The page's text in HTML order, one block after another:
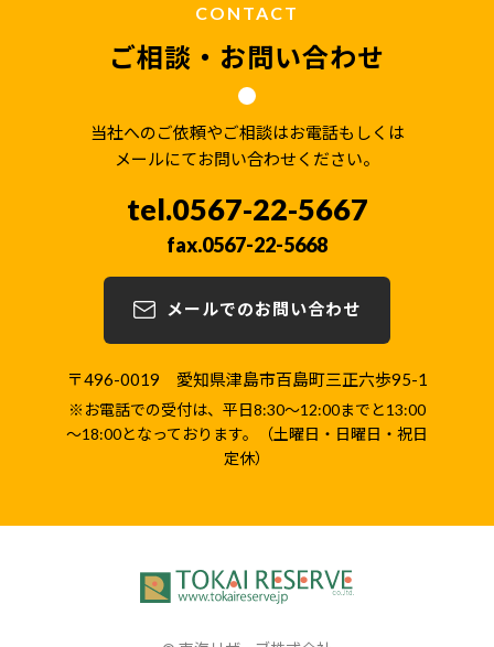
CONTACT
ご相談・お問い合わせ
当社へのご依頼やご相談はお電話もしくは
メールにてお問い合わせください。
0567-22-5667
0567-22-5668
メールでのお問い合わせ
〒496-0019 愛知県津島市百島町三正六歩95-1
※お電話での受付は、平日8:30～12:00までと13:00
～18:00となっております。（土曜日・日曜日・祝日
定休）